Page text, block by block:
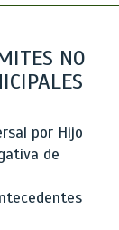
NO
por Hijo
de